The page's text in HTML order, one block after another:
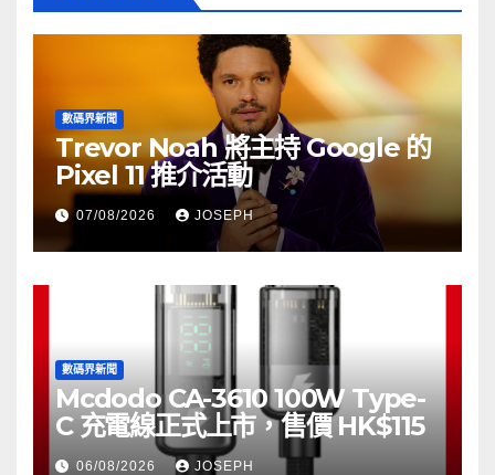
數碼界新聞
Trevor Noah 將主持 Google 的
Pixel 11 推介活動
07/08/2026 JOSEPH
數碼界新聞
Mcdodo CA-3610 100W Type-
C 充電線正式上市，售價 HK$115
06/08/2026 JOSEPH